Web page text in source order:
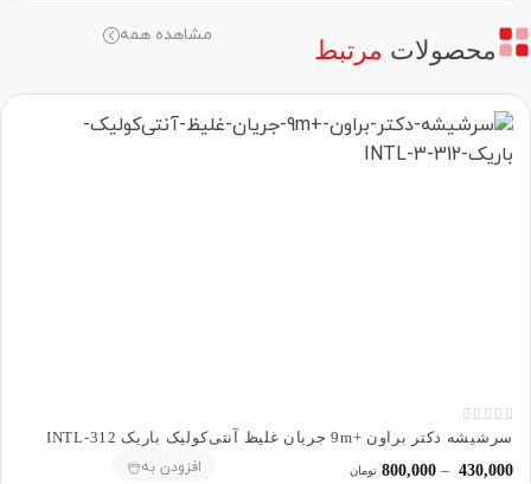
محصولات مرتبط
مشاهده همه





سرشیشه دکتر براون +9m جریان غلیظ آنتی‌کولیک باریک 312-INTL
430,000
–
800,000 تومان افزودن به